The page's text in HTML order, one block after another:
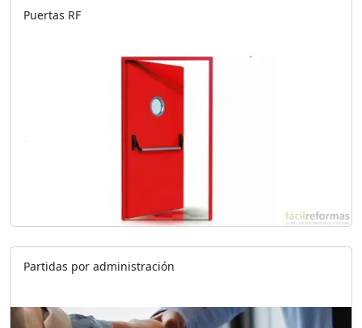
Puertas RF
Partidas por administración